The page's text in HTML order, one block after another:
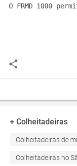
O FRMD 1000
Você assume toda a
+ Colheitadeiras
Colheitadeiras de
Colheitadeiras no